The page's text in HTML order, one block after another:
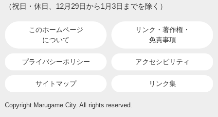
（祝日・休日、12月29日から1月3日までを除く）
このホームページ
について
リンク・著作権・
免責事項
プライバシーポリシー アクセシビリティ
サイトマップ リンク集
Copyright Marugame City. All rights reserved.